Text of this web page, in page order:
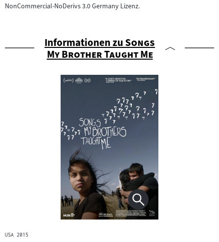
NonCommercial-NoDerivs 3.0 Germany Lizenz.
Informationen zu "
Songs
My Brother Taught Me"
USA 2015